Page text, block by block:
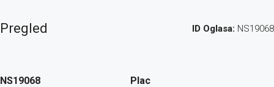
Pregled ID Oglasa: NS19068
NS19068 Plac